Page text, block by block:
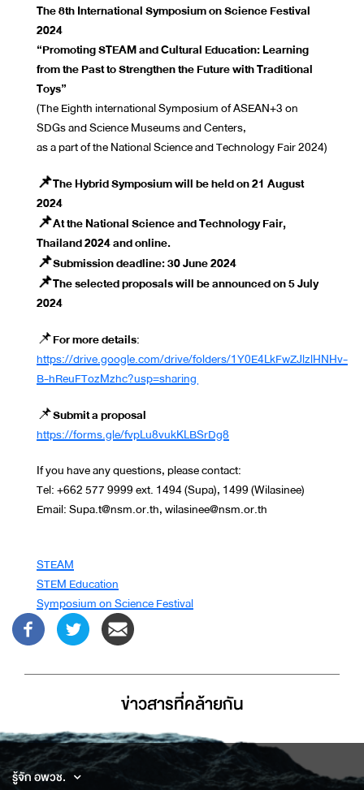
The 8th International Symposium on Science Festival
2024
“Promoting STEAM and Cultural Education: Learning
from the Past to Strengthen the Future with Traditional
Toys”
(The Eighth international Symposium of ASEAN+3 on
SDGs and Science Museums and Centers,
as a part of the National Science and Technology Fair 2024)
📌The Hybrid Symposium will be held on 21 August
2024
📌At the National Science and Technology Fair,
Thailand 2024 and online.
📌Submission deadline: 30 June 2024
📌The selected proposals will be announced on 5 July
2024
📌For more details:
https://drive.google.com/drive/folders/1Y0E4LkFwZJlzlHNHv-
B-hReuFTozMzhc?usp=sharing
📌Submit a proposal
https://forms.gle/fvpLu8vukKLBSrDg8
If you have any questions, please contact:
Tel: +662 577 9999 ext. 1494 (Supa), 1499 (Wilasinee)
Email: Supa.t@nsm.or.th, wilasinee@nsm.or.th
STEAM
STEM Education
Symposium on Science Festival
ข่าวสารที่่คล้ายกัน
รู้จัก อพวช.